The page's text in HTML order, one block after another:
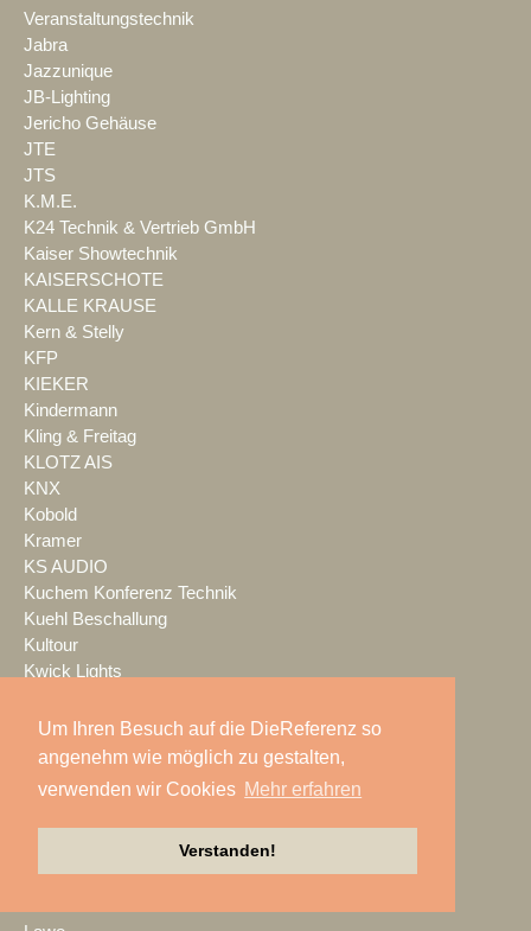
Um Ihren Besuch auf die DieReferenz so
angenehm wie möglich zu gestalten,
verwenden wir Cookies Mehr erfahren
Verstanden!
Veranstaltungstechnik
Jabra
Jazzunique
JB-Lighting
Jericho Gehäuse
JTE
JTS
K.M.E.
K24 Technik & Vertrieb GmbH
Kaiser Showtechnik
KAISERSCHOTE
KALLE KRAUSE
Kern & Stelly
KFP
KIEKER
Kindermann
Kling & Freitag
KLOTZ AIS
KNX
Kobold
Kramer
KS AUDIO
Kuchem Konferenz Technik
Kuehl Beschallung
Kultour
Kwick Lights
Laauser & Vohl
Lambda Labs
LANG ACADEMY
Laser Imagineering
Lauten Audio